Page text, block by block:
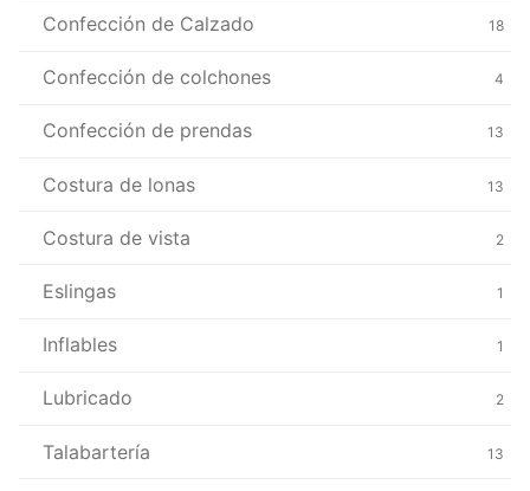
Confección de Calzado 18
Confección de colchones 4
Confección de prendas 13
Costura de lonas 13
Costura de vista 2
Eslingas 1
Inflables 1
Lubricado 2
Talabartería 13